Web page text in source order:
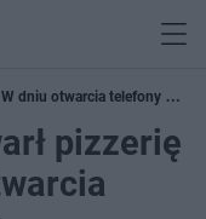
dniu otwarcia telefony się
pizzerię